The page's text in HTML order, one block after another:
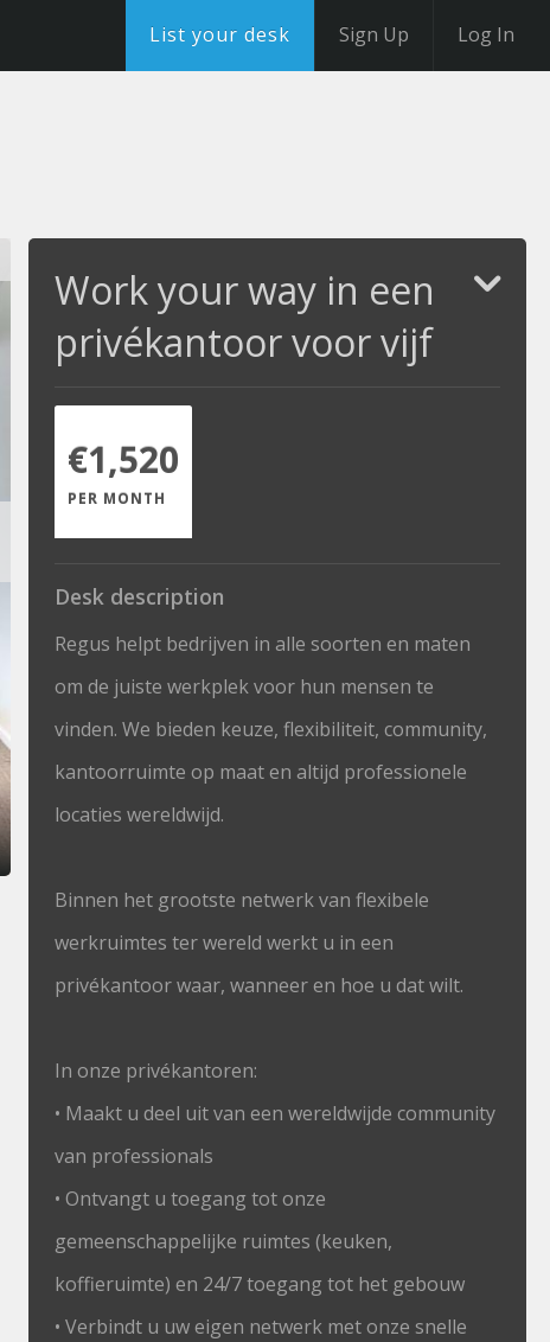
List your desk Sign Up Log In
Work your way in een
privékantoor voor vijf
€1,520
PER MONTH
Desk description
Regus helpt bedrijven in alle soorten en maten
om de juiste werkplek voor hun mensen te
vinden. We bieden keuze, flexibiliteit, community,
kantoorruimte op maat en altijd professionele
locaties wereldwijd.
Binnen het grootste netwerk van flexibele
werkruimtes ter wereld werkt u in een
privékantoor waar, wanneer en hoe u dat wilt.
In onze privékantoren:
• Maakt u deel uit van een wereldwijde community
van professionals
• Ontvangt u toegang tot onze
gemeenschappelijke ruimtes (keuken,
koffieruimte) en 24/7 toegang tot het gebouw
• Verbindt u uw eigen netwerk met onze snelle